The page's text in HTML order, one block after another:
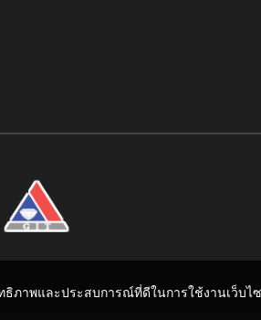
ธิภาพและประสบการณ์ที่ดีในการใช้งานเว็บ